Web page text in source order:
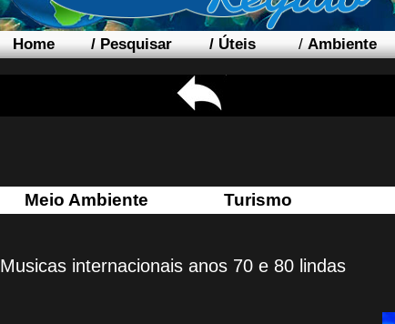
Home /Pesquisar /Úteis /Ambiente
Meio Ambiente Turismo
Musicas internacionais anos 70 e 80 lindas